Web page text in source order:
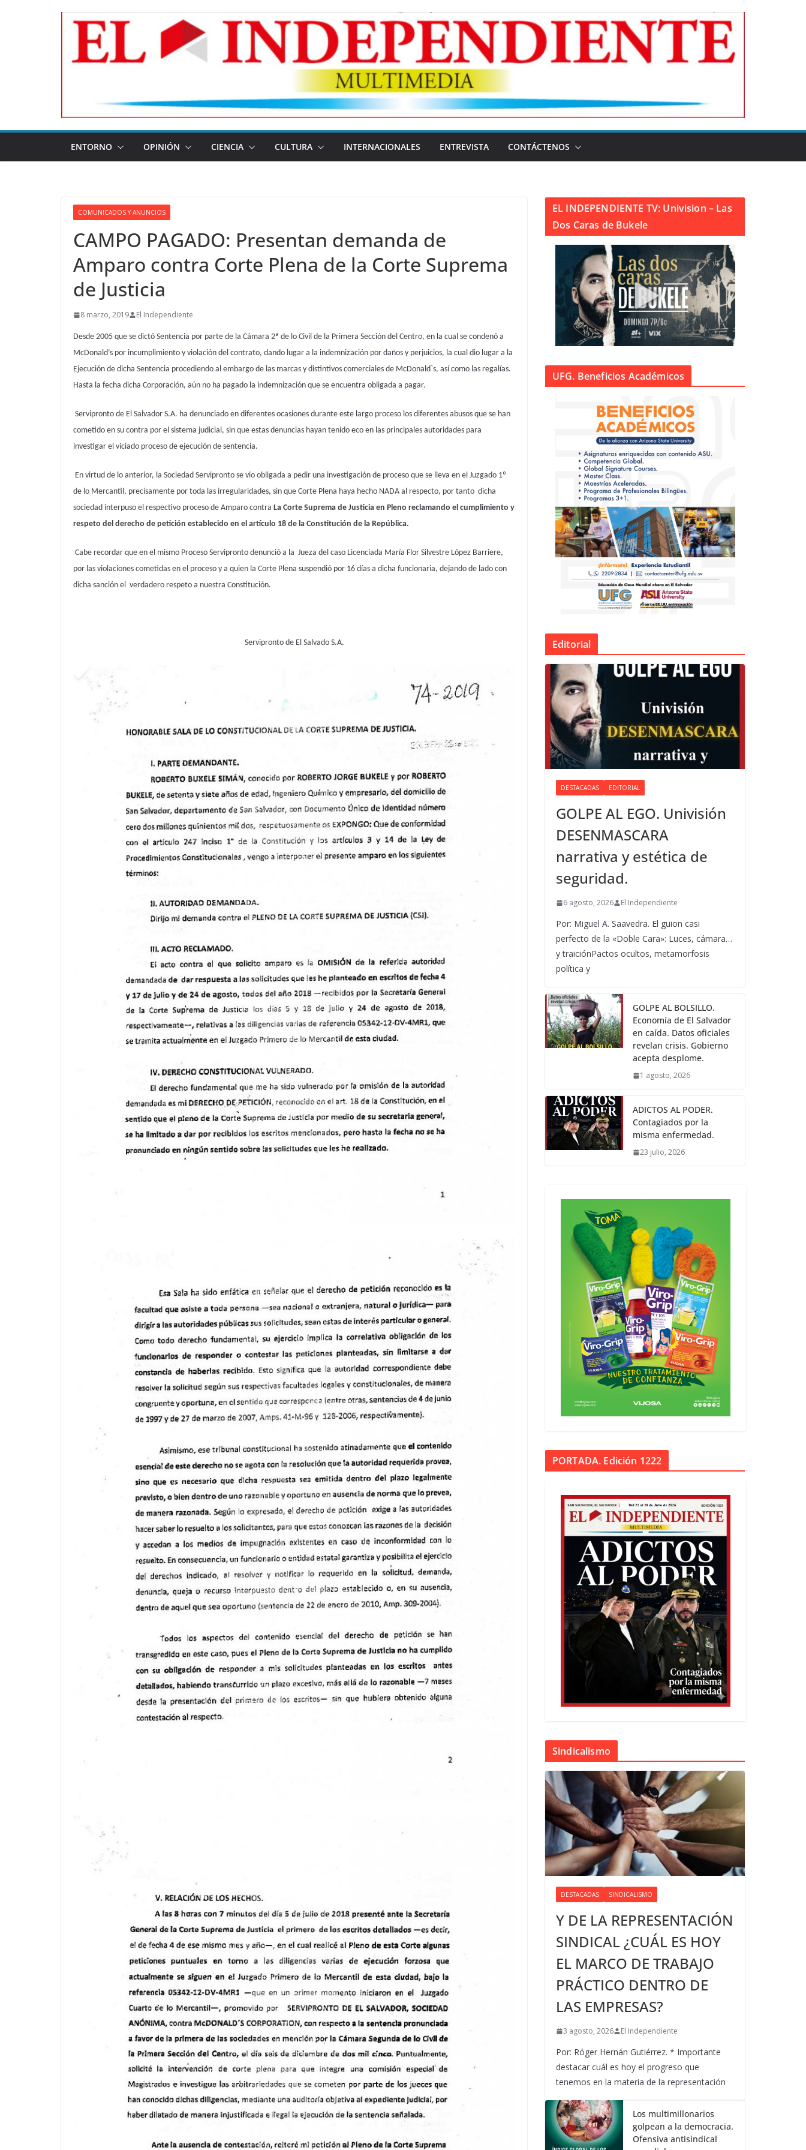
ENTORNO OPINIÓN CIENCIA CULTURA INTERNACIONALES ENTREVISTA CONTÁCTENOS
COMUNICADOS Y ANUNCIOS
CAMPO PAGADO: Presentan demanda de
Amparo contra Corte Plena de la Corte Suprema
de Justicia
8 marzo, 2019 El Independiente
Desde 2005 que se dictó Sentencia por parte de la Cámara 2ª de lo Civil de la Primera Sección del Centro, en la cual se condenó a
McDonald’s por incumplimiento y violación del contrato, dando lugar a la indemnización por daños y perjuicios, la cual dio lugar a la
Ejecución de dicha Sentencia procediendo al embargo de las marcas y distintivos comerciales de McDonald`s, así como las regalías.
Hasta la fecha dicha Corporación, aún no ha pagado la indemnización que se encuentra obligada a pagar.
Servipronto de El Salvador S.A. ha denunciado en diferentes ocasiones durante este largo proceso los diferentes abusos que se han
cometido en su contra por el sistema judicial, sin que estas denuncias hayan tenido eco en las principales autoridades para
investigar el viciado proceso de ejecución de sentencia.
En virtud de lo anterior, la Sociedad Servipronto se vio obligada a pedir una investigación de proceso que se lleva en el Juzgado 1º
de lo Mercantil, precisamente por toda las irregularidades, sin que Corte Plena haya hecho NADA al respecto, por tanto dicha
sociedad interpuso el respectivo proceso de Amparo contra La Corte Suprema de Justicia en Pleno reclamando el cumplimiento y
respeto del derecho de petición establecido en el artículo 18 de la Constitución de la República.
Cabe recordar que en el mismo Proceso Servipronto denunció a la Jueza del caso Licenciada María Flor Silvestre López Barriere,
por las violaciones cometidas en el proceso y a quien la Corte Plena suspendió por 16 días a dicha funcionaria, dejando de lado con
dicha sanción el verdadero respeto a nuestra Constitución.
Servipronto de El Salvado S.A.
EL INDEPENDIENTE TV: Univision – Las
Dos Caras de Bukele
UFG. Beneficios Académicos
Editorial
DESTACADAS EDITORIAL
GOLPE AL EGO. Univisión
DESENMASCARA
narrativa y estética de
seguridad.
6 agosto, 2026 El Independiente
Por: Miguel A. Saavedra. El guion casi
perfecto de la «Doble Cara»: Luces, cámara…
y traiciónPactos ocultos, metamorfosis
política y
GOLPE AL BOLSILLO.
Economía de El Salvador
en caída. Datos oficiales
revelan crisis. Gobierno
acepta desplome.
1 agosto, 2026
ADICTOS AL PODER.
Contagiados por la
misma enfermedad.
23 julio, 2026
PORTADA. Edición 1222
Sindicalismo
DESTACADAS SINDICALISMO
Y DE LA REPRESENTACIÓN
SINDICAL ¿CUÁL ES HOY
EL MARCO DE TRABAJO
PRÁCTICO DENTRO DE
LAS EMPRESAS?
3 agosto, 2026 El Independiente
Por: Róger Hernán Gutiérrez. * Importante
destacar cuál es hoy el progreso que
tenemos en la materia de la representación
Los multimillonarios
golpean a la democracia.
Ofensiva antisindical